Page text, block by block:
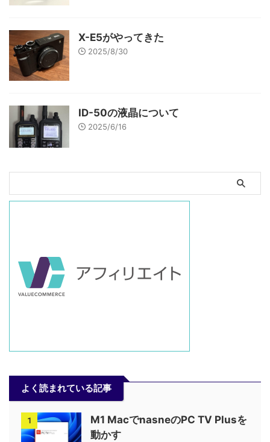
X-E5がやってきた
2025/8/30
ID-50の液晶について
2025/6/16
よく読まれている記事
1
M1 MacでnasneのPC TV Plusを
動かす